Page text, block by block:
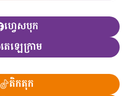
ហ្វេសបុក
តេឡេក្រាម
តិកតុក